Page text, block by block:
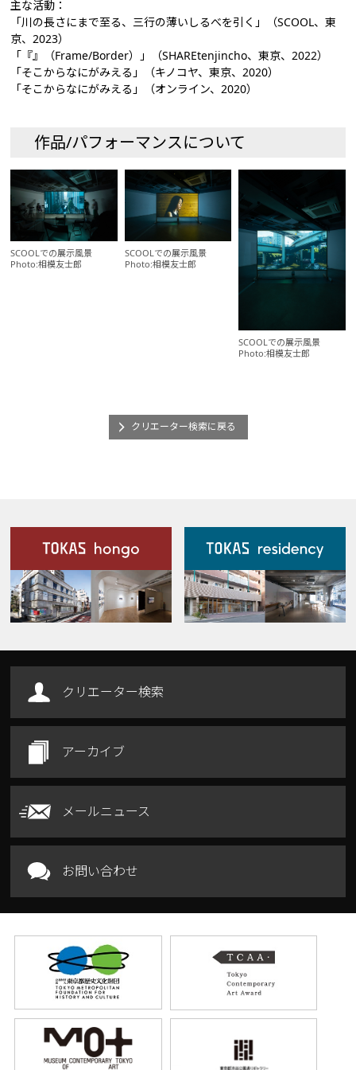
主な活動：
「川の長さにまで至る、三行の薄いしるべを引く」（SCOOL、東
京、2023）
「『』（Frame/Border）」（SHAREtenjincho、東京、2022）
「そこからなにがみえる」（キノコヤ、東京、2020）
「そこからなにがみえる」（オンライン、2020）
作品/パフォーマンスについて
SCOOLでの展示風景
Photo:相模友士郎
SCOOLでの展示風景
Photo:相模友士郎
SCOOLでの展示風景
Photo:相模友士郎
クリエーター検索に戻る
施設案内
Our Facilities
クリエーター検索
アーカイブ
メールニュース
お問い合わせ